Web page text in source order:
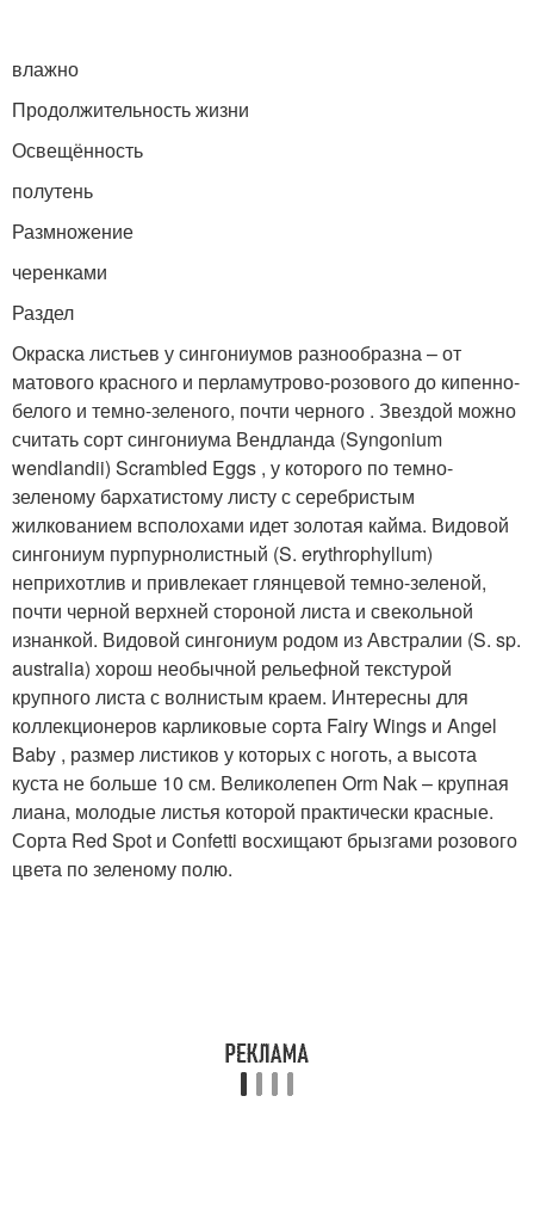
влажно
Продолжительность жизни
Освещённость
полутень
Размножение
черенками
Раздел
Окраска листьев у сингониумов разнообразна – от
матового красного и перламутрово-розового до кипенно-
белого и темно-зеленого, почти черного . Звездой можно
считать сорт сингониума Вендланда (Syngonium
wendlandii) Scrambled Eggs , у которого по темно-
зеленому бархатистому листу с серебристым
жилкованием всполохами идет золотая кайма. Видовой
сингониум пурпурнолистный (S. erythrophyllum)
неприхотлив и привлекает глянцевой темно-зеленой,
почти черной верхней стороной листа и свекольной
изнанкой. Видовой сингониум родом из Австралии (S. sp.
australia) хорош необычной рельефной текстурой
крупного листа с волнистым краем. Интересны для
коллекционеров карликовые сорта Fairy Wings и Angel
Baby , размер листиков у которых с ноготь, а высота
куста не больше 10 см. Великолепен Orm Nak – крупная
лиана, молодые листья которой практически красные.
Сорта Red Spot и Confetti восхищают брызгами розового
цвета по зеленому полю.